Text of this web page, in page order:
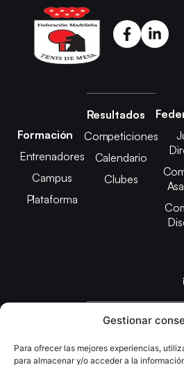
Gestionar
Para ofrecer las mejores experiencias,
para almacenar y/o acceder a la
Formación
Entrenadores
Campus
Plataforma
Resultados
Competiciones
Calendario
Clubes
Copyright © 2025 Federación